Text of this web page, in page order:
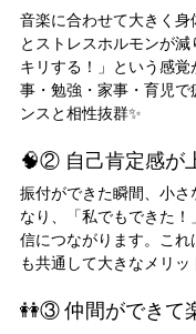
音楽に合わせて大きく身
とストレスホルモンが減
キリする！」という感
事・勉強・家事・育児
ンスと相性抜群✨
🧠② 自己肯定感が
振付ができた瞬間、小
なり、「私でもできた！
信につながります。これ
も共通して大きなメリッ
👭③ 仲間ができて